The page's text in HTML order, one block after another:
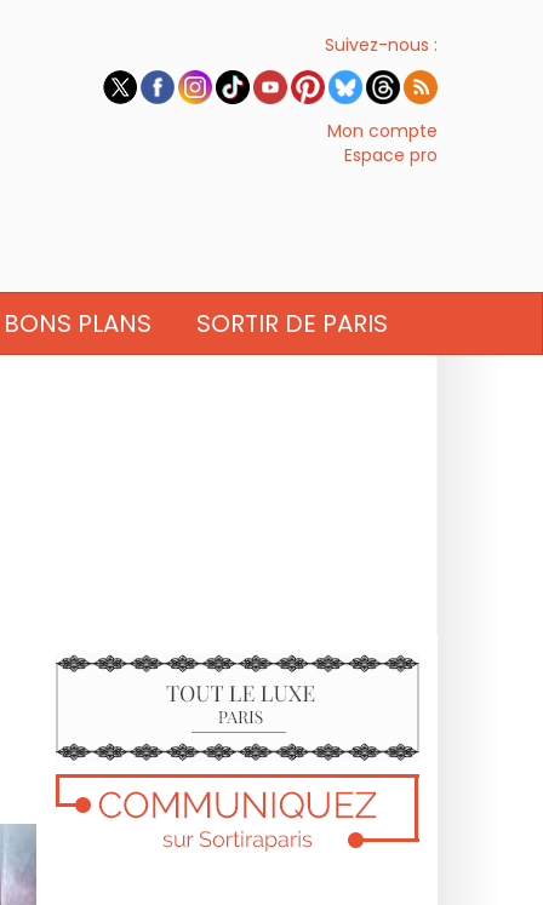
Suivez-nous :
Mon compte
Espace pro
BONS PLANS SORTIR DE PARIS